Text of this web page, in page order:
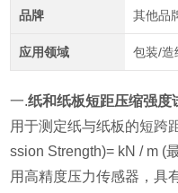
品牌 其他品
应用领域 包装/造
一.纸和纸板短距压缩强度
用于测定纸与纸板的短跨
ssion Strength)= kN / m (
用高精度压力传感器，具